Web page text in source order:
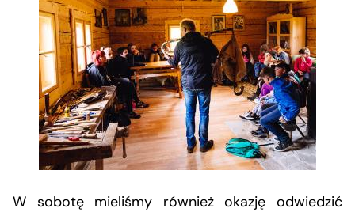
W sobotę mieliśmy również okazję odwiedzić